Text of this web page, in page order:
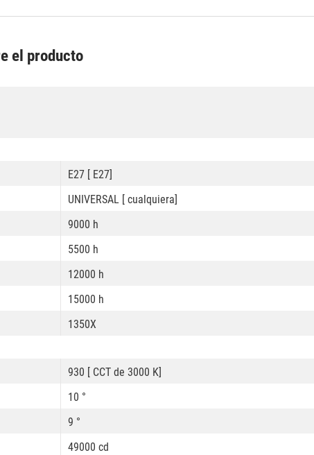
el producto
E27 [ E27]
UNIVERSAL [ cualquiera]
9000 h
5500 h
12000 h
15000 h
1350X
930 [ CCT de 3000 K]
10 °
9 °
49000 cd